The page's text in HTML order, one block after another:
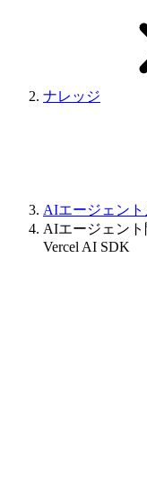
ナレッジ
AIエージェント
AIエージェント
Vercel AI SDK